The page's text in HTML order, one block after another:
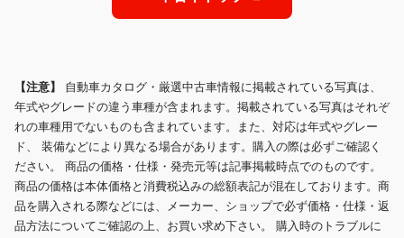
【注意】 自動車カタログ・厳選中古車情報に掲載されている写真は、
年式やグレードの違う車種が含まれます。掲載されている写真はそれぞ
れの車種用でないものも含まれています。また、対応は年式やグレー
ド、 装備などにより異なる場合があります。購入の際は必ずご確認く
ださい。 商品の価格・仕様・発売元等は記事掲載時点でのものです。
商品の価格は本体価格と消費税込みの総額表記が混在しております。商
品を購入される際などには、メーカー、ショップで必ず価格・仕様・返
品方法についてご確認の上、お買い求め下さい。 購入時のトラブルに